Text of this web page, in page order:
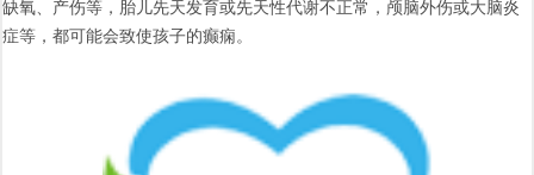
缺氧、产伤等，胎儿先天发育或先天性代谢不正常，颅脑外伤或大脑炎
症等，都可能会致使孩子的癫痫。